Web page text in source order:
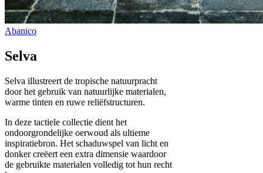
Selva
Selva illustreert de tropische natuurpracht
door het gebruik van natuurlijke materialen,
warme tinten en ruwe reliëfstructuren.
In deze tactiele collectie dient het
ondoorgrondelijke oerwoud als ultieme
inspiratiebron. Het schaduwspel van licht en
donker creëert een extra dimensie waardoor
de gebruikte materialen volledig tot hun recht